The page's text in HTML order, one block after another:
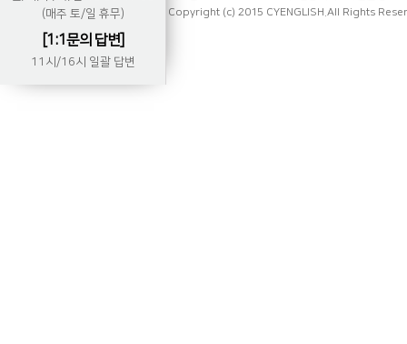
(매주 토/일 휴무)
[1:1문의 답변]
11시/16시 일괄 답변
Copyright (c) 2015 CYENGLISH.All Rights